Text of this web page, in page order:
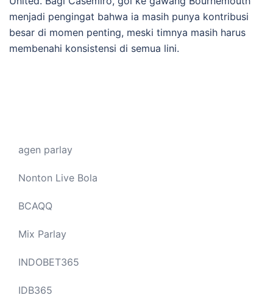
menjadi pengingat bahwa ia masih punya kontribusi
besar di momen penting, meski timnya masih harus
membenahi konsistensi di semua lini.
agen parlay
Nonton Live Bola
BCAQQ
Mix Parlay
INDOBET365
IDB365